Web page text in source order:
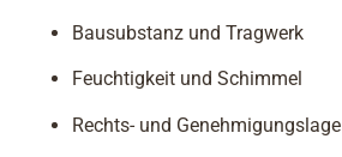
Bausubstanz und Tragwerk
Feuchtigkeit und Schimmel
Rechts- und Genehmigungslage